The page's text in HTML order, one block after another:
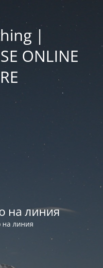
|
ONLINE
на линия
на линия